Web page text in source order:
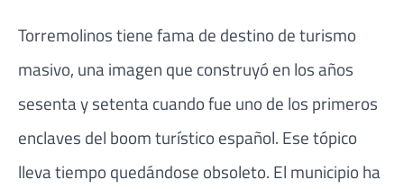
Torremolinos tiene fama de destino de turismo
masivo, una imagen que construyó en los años
sesenta y setenta cuando fue uno de los primeros
enclaves del boom turístico español. Ese tópico
lleva tiempo quedándose obsoleto. El municipio ha